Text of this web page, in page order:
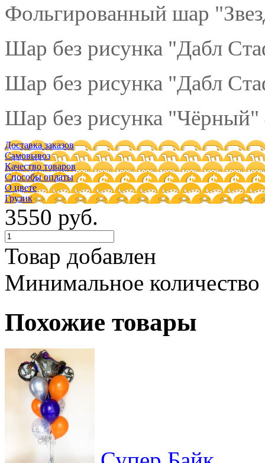
Фольгированный шар
Шар без рисунка "Дабл
Шар без рисунка "Дабл
Шар без рисунка "Чёрный"
Доставка заказов
Самовывоз
Качество товаров
Способы оплаты
О цвете
Грузик
3550 руб.
Товар добавлен
Минимальное
Похожие товары